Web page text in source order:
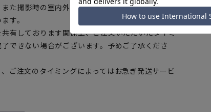
た撮影時の室内外の光加減により、実際の商品と
す。
有しております関係上、ご注文いただいたタイミ
できない場合がございます。予めご了承くださ
ご注文のタイミングによってはお急ぎ発送サービ